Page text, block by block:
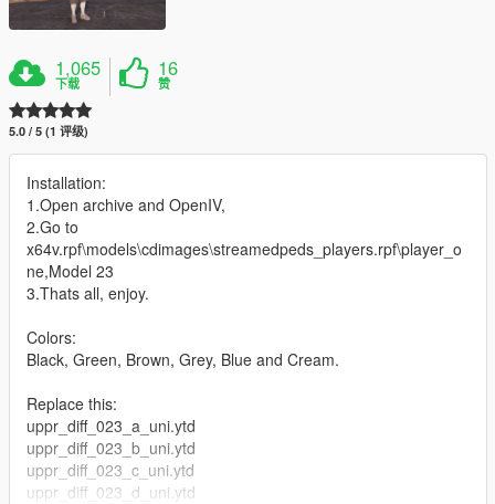
1,065
下载
16
赞
5.0 / 5 (1 评级)
Installation:
1.Open archive and OpenIV,
2.Go to
x64v.rpf\models\cdimages\streamedpeds_players.rpf\player_o
ne,Model 23
3.Thats all, enjoy.
Colors:
Black, Green, Brown, Grey, Blue and Cream.
Replace this:
uppr_diff_023_a_uni.ytd
uppr_diff_023_b_uni.ytd
uppr_diff_023_c_uni.ytd
uppr_diff_023_d_uni.ytd